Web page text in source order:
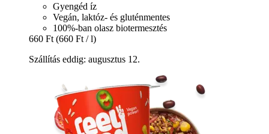
Gyengéd íz
Vegán, laktóz- és gluténmentes
100%-ban olasz biotermesztés
660 Ft (660 Ft / l)
Szállítás eddig: augusztus 12.